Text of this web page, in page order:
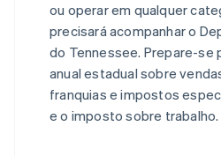
ou operar em qualquer
precisará acompanhar o
do Tennessee. Prepare-se
anual estadual sobre
franquias e impostos
e o imposto sobre trabalho.